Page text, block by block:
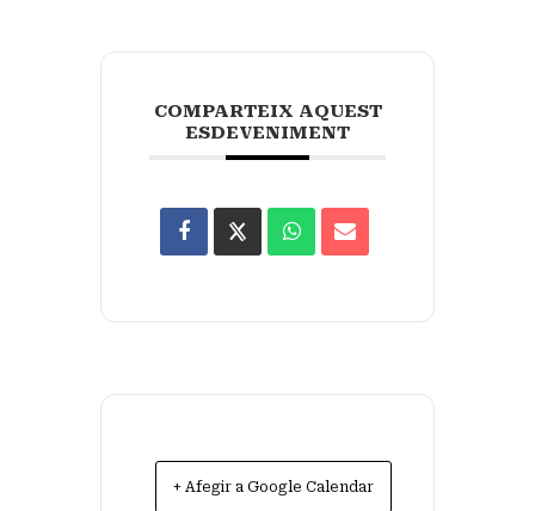
COMPARTEIX AQUEST
ESDEVENIMENT
+ Afegir a Google Calendar